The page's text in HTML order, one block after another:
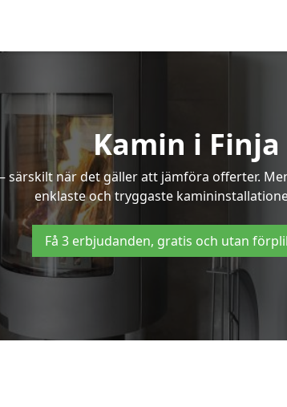
Kamin i Finja
särskilt när det gäller att jämföra offerter.
enklaste och tryggaste
Få 3 erbjudanden, gratis och utan